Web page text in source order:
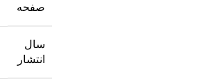
صفحه
سال
انتشار